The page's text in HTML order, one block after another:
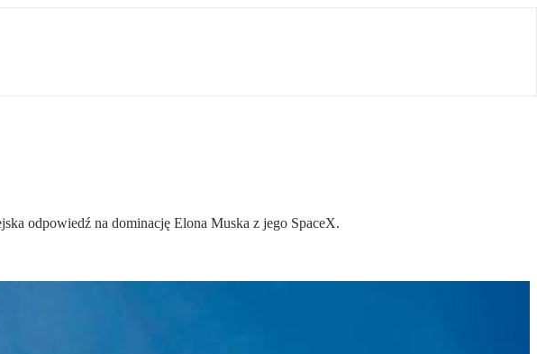
odpowiedź na dominację Elona Muska z jego SpaceX.